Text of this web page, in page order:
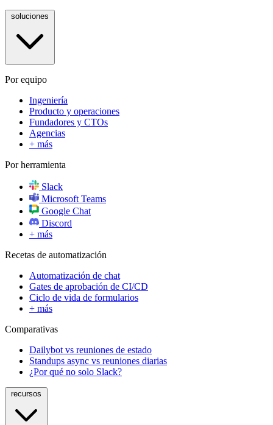
Por equipo
Ingeniería
Producto y operaciones
Fundadores y CTOs
Agencias
+ más
Por herramienta
Slack
Microsoft Teams
Google Chat
Discord
+ más
Recetas de automatización
Automatización de chat
Gates de aprobación de CI/CD
Ciclo de vida de formularios
+ más
Comparativas
Dailybot vs reuniones de estado
Standups async vs reuniones diarias
¿Por qué no solo Slack?